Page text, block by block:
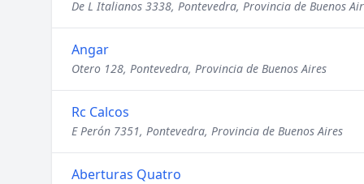
De L Italianos 3338, Pontevedra, Provincia de Buenos
Angar
Otero 128, Pontevedra, Provincia de Buenos Aires
Rc Calcos
E Perón 7351, Pontevedra, Provincia de Buenos Aires
Aberturas Quatro